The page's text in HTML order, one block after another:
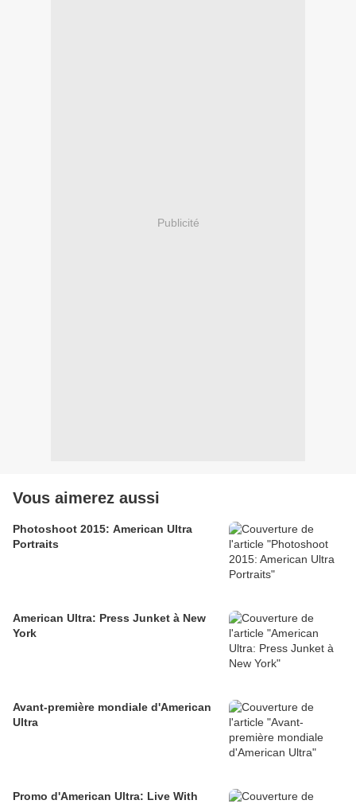
Publicité
Vous aimerez aussi
Photoshoot 2015: American Ultra
Portraits
American Ultra: Press Junket à New
York
Avant-première mondiale d'American
Ultra
Promo d'American Ultra: Live With